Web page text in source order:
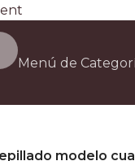
gratis a todo el país en
Menú de
modelo